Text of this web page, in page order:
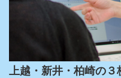
上越・新井・柏崎の